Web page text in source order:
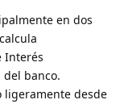
en dos
Interés
banco.
ligeramente desde